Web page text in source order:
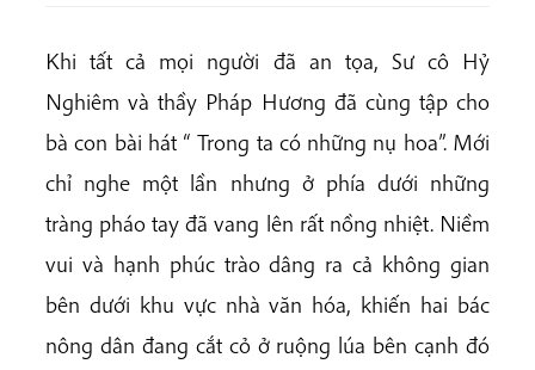
Khi tất cả mọi người đã an tọa, Sư cô Hỷ
Nghiêm và thầy Pháp Hương đã cùng tập cho
bà con bài hát “ Trong ta có những nụ hoa”. Mới
chỉ nghe một lần nhưng ở phía dưới những
tràng pháo tay đã vang lên rất nồng nhiệt. Niềm
vui và hạnh phúc trào dâng ra cả không gian
bên dưới khu vực nhà văn hóa, khiến hai bác
nông dân đang cắt cỏ ở ruộng lúa bên cạnh đó